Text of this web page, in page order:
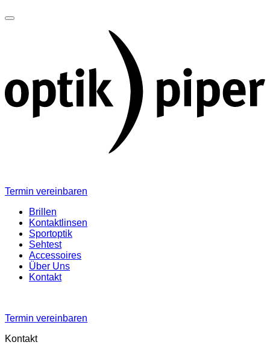
Termin vereinbaren
Brillen
Kontaktlinsen
Sportoptik
Sehtest
Accessoires
Über Uns
Kontakt
Termin vereinbaren
Kontakt